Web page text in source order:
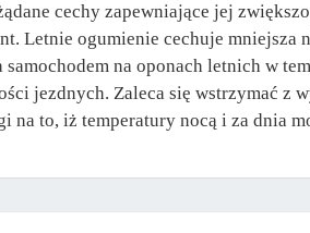
cechy zapewniające jej
Letnie ogumienie cechuje
na oponach letnich w
jezdnych. Zaleca się wstrzymać z
to, iż temperatury nocą i za dnia